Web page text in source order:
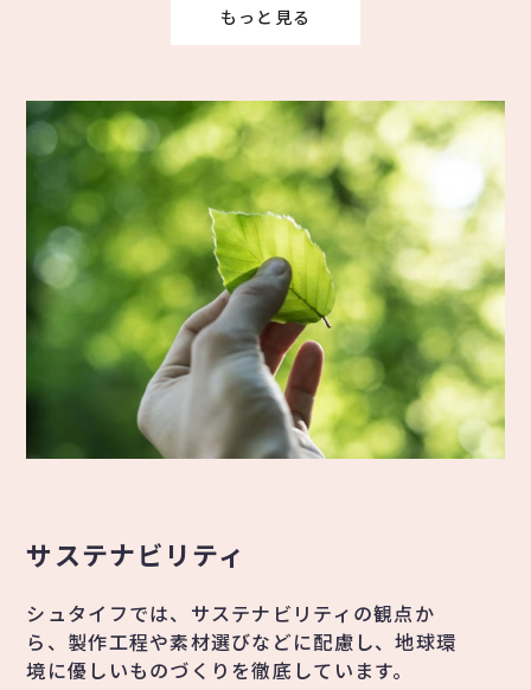
もっと見る
サステナビリティ
シュタイフでは、サステナビリティの観点か
ら、製作工程や素材選びなどに配慮し、地球環
境に優しいものづくりを徹底しています。